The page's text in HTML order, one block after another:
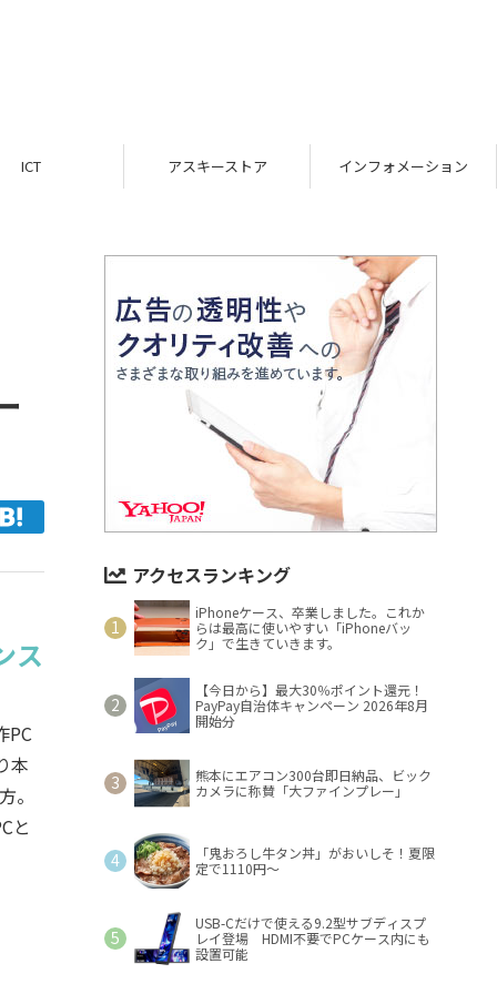
ICT アスキーストア インフォメーション
ス
PC
本
。
と
アクセスランキング
iPhoneケース、卒業しました。これか
らは最高に使いやすい「iPhoneバッ
ク」で生きていきます。
【今日から】最大30％ポイント還元！
PayPay自治体キャンペーン 2026年8月
開始分
熊本にエアコン300台即日納品、ビック
カメラに称賛「大ファインプレー」
「鬼おろし牛タン丼」がおいしそ！夏限
定で1110円～
USB-Cだけで使える9.2型サブディスプ
レイ登場 HDMI不要でPCケース内にも
設置可能